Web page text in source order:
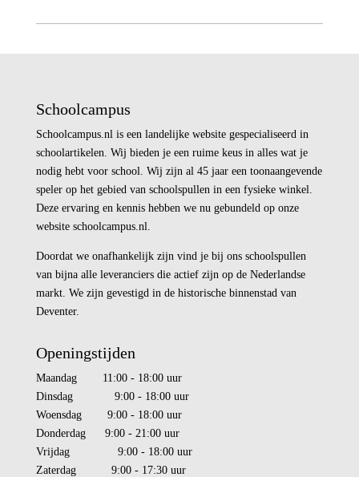
Schoolcampus
Schoolcampus.nl is een landelijke website gespecialiseerd in
schoolartikelen. Wij bieden je een ruime keus in alles wat je
nodig hebt voor school. Wij zijn al 45 jaar een toonaangevende
speler op het gebied van schoolspullen in een fysieke winkel.
Deze ervaring en kennis hebben we nu gebundeld op onze
website schoolcampus.nl.
Doordat we onafhankelijk zijn vind je bij ons schoolspullen
van bijna alle leveranciers die actief zijn op de Nederlandse
markt. We zijn gevestigd in de historische binnenstad van
Deventer.
Openingstijden
Maandag 11:00 - 18:00 uur
Dinsdag 9:00 - 18:00 uur
Woensdag 9:00 - 18:00 uur
Donderdag 9:00 - 21:00 uur
Vrijdag 9:00 - 18:00 uur
Zaterdag 9:00 - 17:30 uur